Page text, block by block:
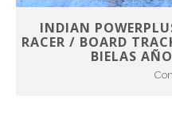
INDIAN
RACER / BOARD
BIELAS